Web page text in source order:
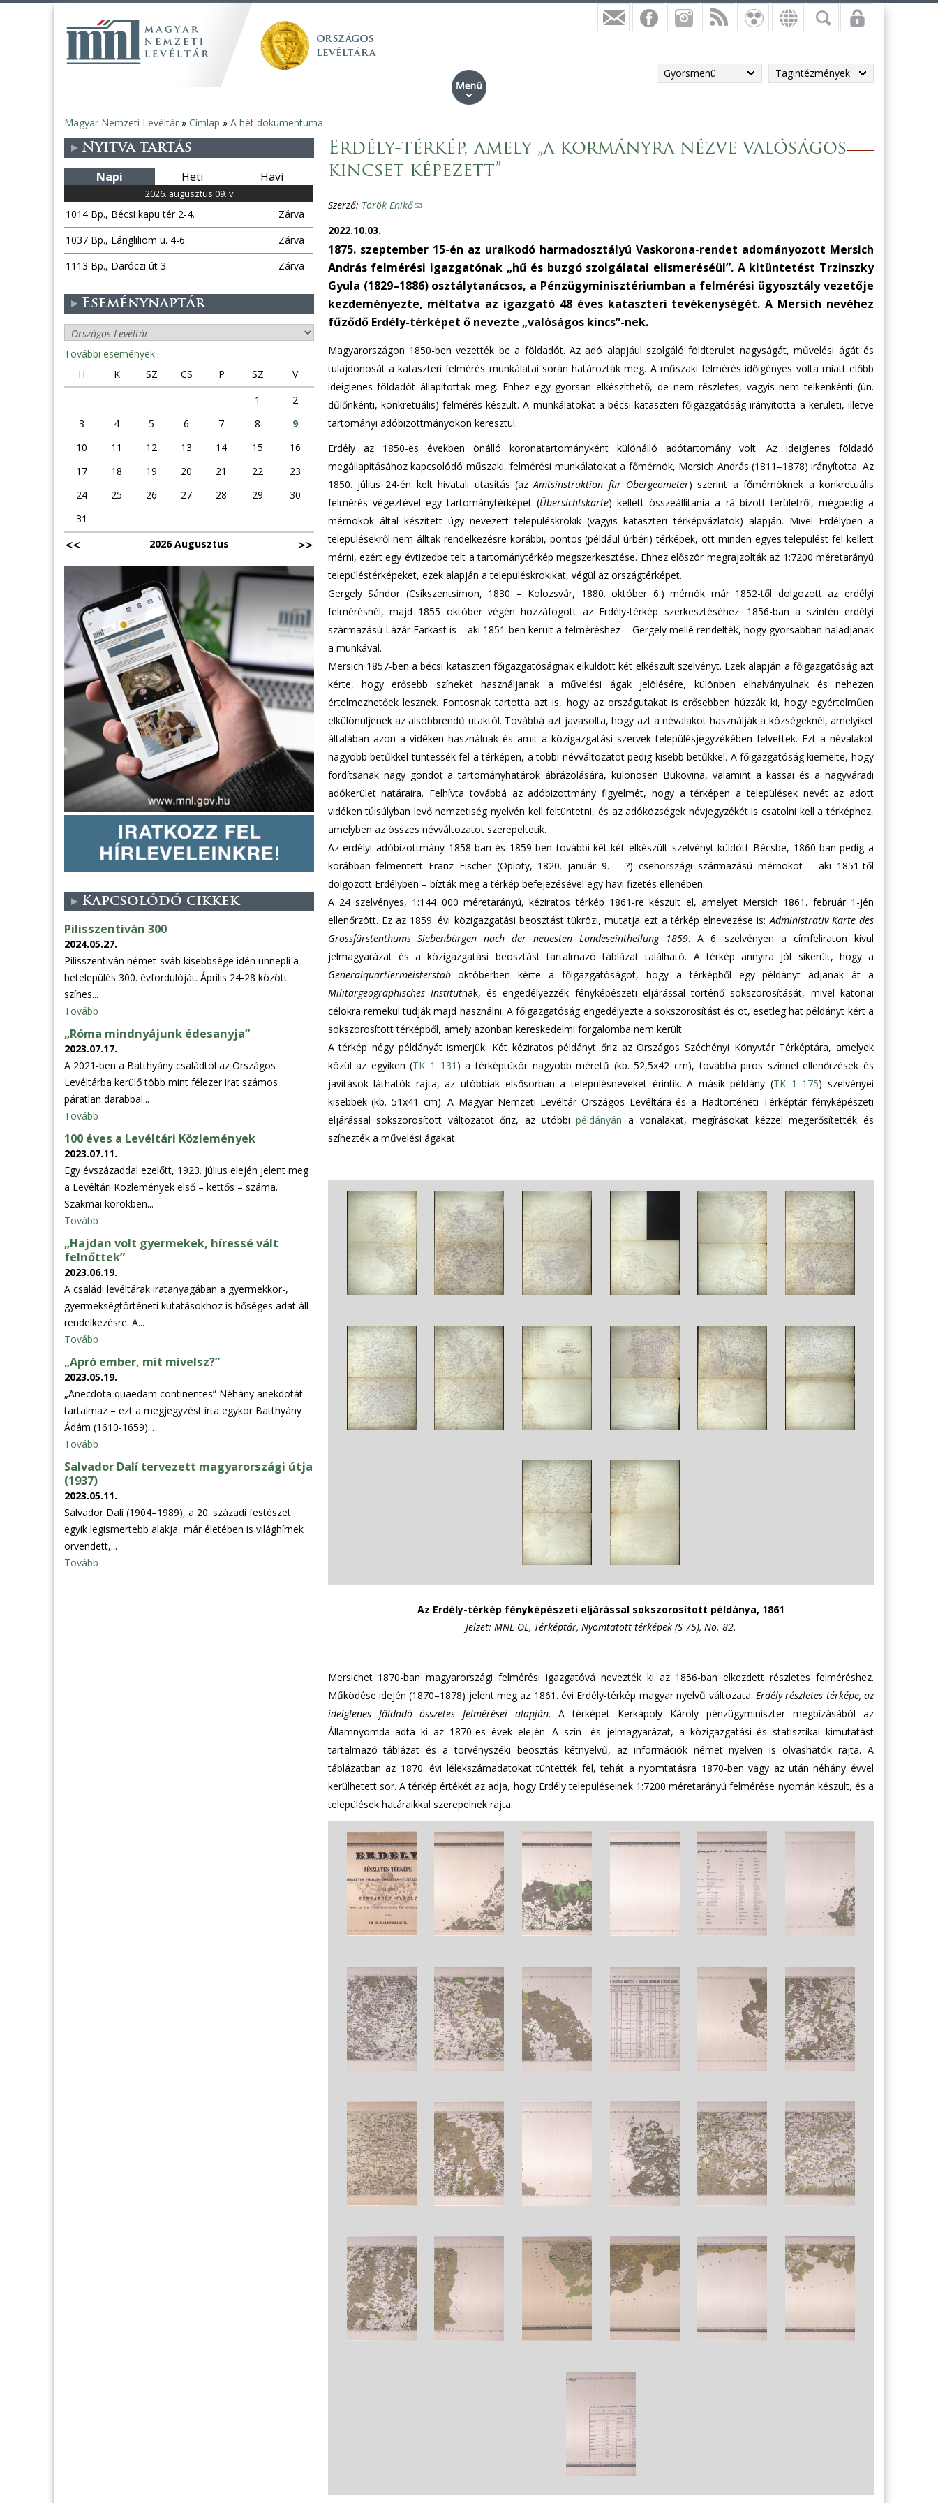
Gyorsmenü Tagintézmények
Jelenlegi
hely
Magyar Nemzeti Levéltár » Címlap » A hét dokumentuma
Erdély-térkép, amely „a kormányra nézve valóságos
kincset képezett”
Szerző: Török Enikő(
n
k
s
e
n
s
e
-
m
a
l
)
2022.10.03.
1875. szeptember 15-én az uralkodó harmadosztályú Vaskorona-rendet adományozott Mersich
András felmérési igazgatónak „hű és buzgó szolgálatai elismeréséül”. A kitüntetést Trzinszky
Gyula (1829–1886) osztálytanácsos, a Pénzügyminisztériumban a felmérési ügyosztály vezetője
kezdeményezte, méltatva az igazgató 48 éves kataszteri tevékenységét. A Mersich nevéhez
fűződő Erdély-térképet ő nevezte „valóságos kincs”-nek.
Magyarországon 1850-ben vezették be a földadót. Az adó alapjául szolgáló földterület nagyságát, művelési ágát és
tulajdonosát a kataszteri felmérés munkálatai során határozták meg. A műszaki felmérés időigényes volta miatt előbb
ideiglenes földadót állapítottak meg. Ehhez egy gyorsan elkészíthető, de nem részletes, vagyis nem telkenkénti (ún.
dűlőnkénti, konkretuális) felmérés készült. A munkálatokat a bécsi kataszteri főigazgatóság irányította a kerületi, illetve
tartományi adóbizottmányokon keresztül.
Erdély az 1850-es években önálló koronatartományként különálló adótartomány volt. Az ideiglenes földadó
megállapításához kapcsolódó műszaki, felmérési munkálatokat a főmérnök, Mersich András (1811–1878) irányította. Az
1850. július 24-én kelt hivatali utasítás (azAmtsinstruktion für Obergeometer) szerint a főmérnöknek a konkretuális
felmérés végeztével egy tartománytérképet (Übersichtskarte) kellett összeállítania a rá bízott területről, mégpedig a
mérnökök által készített úgy nevezett településkrokik (vagyis kataszteri térképvázlatok) alapján. Mivel Erdélyben a
településekről nem álltak rendelkezésre korábbi, pontos (például úrbéri) térképek, ott minden egyes települést fel kellett
mérni, ezért egy évtizedbe telt a tartománytérkép megszerkesztése. Ehhez először megrajzolták az 1:7200 méretarányú
településtérképeket, ezek alapján a településkrokikat, végül az országtérképet.
Gergely Sándor (Csíkszentsimon, 1830 – Kolozsvár, 1880. október 6.) mérnök már 1852-től dolgozott az erdélyi
felmérésnél, majd 1855 október végén hozzáfogott az Erdély-térkép szerkesztéséhez. 1856-ban a szintén erdélyi
származású Lázár Farkast is – aki 1851-ben került a felméréshez – Gergely mellé rendelték, hogy gyorsabban haladjanak
a munkával.
Mersich 1857-ben a bécsi kataszteri főigazgatóságnak elküldött két elkészült szelvényt. Ezek alapján a főigazgatóság azt
kérte, hogy erősebb színeket használjanak a művelési ágak jelölésére, különben elhalványulnak és nehezen
értelmezhetőek lesznek. Fontosnak tartotta azt is, hogy az országutakat is erősebben húzzák ki, hogy egyértelműen
elkülönüljenek az alsóbbrendű utaktól. Továbbá azt javasolta, hogy azt a névalakot használják a községeknél, amelyiket
általában azon a vidéken használnak és amit a közigazgatási szervek településjegyzékében felvettek. Ezt a névalakot
nagyobb betűkkel tüntessék fel a térképen, a többi névváltozatot pedig kisebb betűkkel. A főigazgatóság kiemelte, hogy
fordítsanak nagy gondot a tartományhatárok ábrázolására, különösen Bukovina, valamint a kassai és a nagyváradi
adókerület határaira. Felhívta továbbá az adóbizottmány figyelmét, hogy a térképen a települések nevét az adott
vidéken túlsúlyban levő nemzetiség nyelvén kell feltüntetni, és az adóközségek névjegyzékét is csatolni kell a térképhez,
amelyben az összes névváltozatot szerepeltetik.
Az erdélyi adóbizottmány 1858-ban és 1859-ben további két-két elkészült szelvényt küldött Bécsbe, 1860-ban pedig a
korábban felmentett Franz Fischer (Oploty, 1820. január 9. – ?) csehországi származású mérnököt – aki 1851-től
dolgozott Erdélyben – bízták meg a térkép befejezésével egy havi fizetés ellenében.
A 24 szelvényes, 1:144 000 méretarányú, kéziratos térkép 1861-re készült el, amelyet Mersich 1861. február 1-jén
ellenőrzött. Ez az 1859. évi közigazgatási beosztást tükrözi, mutatja ezt a térkép elnevezése is:Administrativ Karte des
Grossfürstenthums Siebenbürgen nach der neuesten Landeseintheilung 1859. A 6. szelvényen a címfeliraton kívül
jelmagyarázat és a közigazgatási beosztást tartalmazó táblázat található. A térkép annyira jól sikerült, hogy a
Generalquartiermeisterstaboktóberben kérte a főigazgatóságot, hogy a térképből egy példányt adjanak át a
Militärgeographisches Institutnak, és engedélyezzék fényképészeti eljárással történő sokszorosítását, mivel katonai
célokra remekül tudják majd használni. A főigazgatóság engedélyezte a sokszorosítást és öt, esetleg hat példányt kért a
sokszorosított térképből, amely azonban kereskedelmi forgalomba nem került.
A térkép négy példányát ismerjük. Két kéziratos példányt őriz az Országos Széchényi Könyvtár Térképtára, amelyek
közül az egyiken (TK 1 131 ) a térképtükör nagyobb méretű (kb. 52,5x42 cm), továbbá piros színnel ellenőrzések és
javítások láthatók rajta, az utóbbiak elsősorban a településneveket érintik. A másik példány (TK 1 175) szelvényei
kisebbek (kb. 51x41 cm). A Magyar Nemzeti Levéltár Országos Levéltára és a Hadtörténeti Térképtár fényképészeti
eljárással sokszorosított változatot őriz, az utóbbipéldányán a vonalakat, megírásokat kézzel megerősítették és
színezték a művelési ágakat.
Az Erdély-térkép fényképészeti eljárással sokszorosított példánya, 1861
Jelzet: MNL OL, Térképtár, Nyomtatott térképek (S 75), No. 82.
Mersichet 1870-ban magyarországi felmérési igazgatóvá nevezték ki az 1856-ban elkezdett részletes felméréshez.
Működése idején (1870–1878) jelent meg az 1861. évi Erdély-térkép magyar nyelvű változata: Erdély részletes térképe, az
ideiglenes földadó összetes felmérései alapján. A térképet Kerkápoly Károly pénzügyminiszter megbízásából az
Államnyomda adta ki az 1870-es évek elején. A szín- és jelmagyarázat, a közigazgatási és statisztikai kimutatást
tartalmazó táblázat és a törvényszéki beosztás kétnyelvű, az információk német nyelven is olvashatók rajta. A
táblázatban az 1870. évi lélekszámadatokat tüntették fel, tehát a nyomtatásra 1870-ben vagy az után néhány évvel
kerülhetett sor. A térkép értékét az adja, hogy Erdély településeinek 1:7200 méretarányú felmérése nyomán készült, és a
települések határaikkal szerepelnek rajta.
Nyitva tartás
Napi Heti Havi
2026. augusztus 09. v
1014 Bp., Bécsi kapu tér 2-4.
Zárva
1037 Bp., Lángliliom u. 4-6.
Zárva
1113 Bp., Daróczi út 3.
Zárva
Eseménynaptár
További események..
H
K SZ CS P SZ
V
1
2
3
4 5 6 7 8
9
10
11 12 13 14 15
16
17
18 19 20 21 22
23
24
25 26 27 28 29
30
31
2026 Augusztus
Kapcsolódó cikkek
Pilisszentiván 300
2024.05.27.
Pilisszentiván német-sváb kisebbsége idén ünnepli a
betelepülés 300. évfordulóját. Április 24-28 között
színes...
Tovább
„Róma mindnyájunk édesanyja”
2023.07.17.
A 2021-ben a Batthyány családtól az Országos
Levéltárba kerülő több mint félezer irat számos
páratlan darabbal...
Tovább
100 éves a Levéltári Közlemények
2023.07.11.
Egy évszázaddal ezelőtt, 1923. július elején jelent meg
a Levéltári Közlemények első – kettős – száma.
Szakmai körökben...
Tovább
„Hajdan volt gyermekek, híressé vált
felnőttek”
2023.06.19.
A családi levéltárak iratanyagában a gyermekkor-,
gyermekségtörténeti kutatásokhoz is bőséges adat áll
rendelkezésre. A...
Tovább
„Apró ember, mit mívelsz?”
2023.05.19.
„Anecdota quaedam continentes” Néhány anekdotát
tartalmaz – ezt a megjegyzést írta egykor Batthyány
Ádám (1610-1659)...
Tovább
Salvador Dalí tervezett magyarországi útja
(1937)
2023.05.11.
Salvador Dalí (1904–1989), a 20. századi festészet
egyik legismertebb alakja, már életében is világhírnek
örvendett,...
Tovább